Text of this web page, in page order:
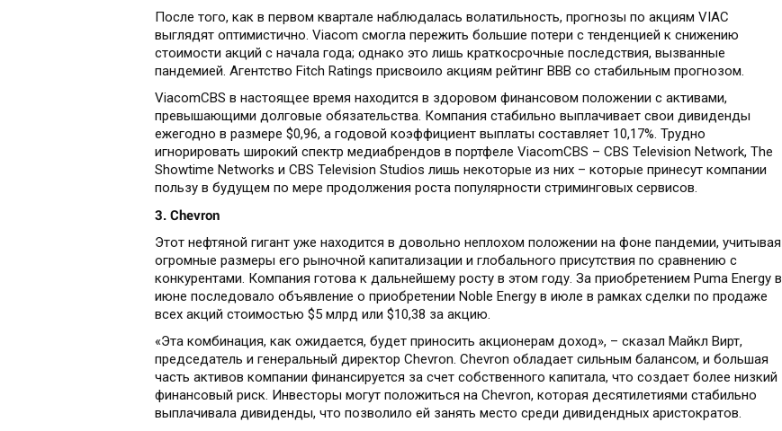
После того, как в первом квартале наблюдалась волатильность, прогнозы по акциям VIAC
выглядят оптимистично. Viacom смогла пережить большие потери с тенденцией к снижению
стоимости акций с начала года; однако это лишь краткосрочные последствия, вызванные
пандемией. Агентство Fitch Ratings присвоило акциям рейтинг BBB со стабильным прогнозом.
ViacomCBS в настоящее время находится в здоровом финансовом положении с активами,
превышающими долговые обязательства. Компания стабильно выплачивает свои дивиденды
ежегодно в размере $0,96, а годовой коэффициент выплаты составляет 10,17%. Трудно
игнорировать широкий спектр медиабрендов в портфеле ViacomCBS – CBS Television Network, The
Showtime Networks и CBS Television Studios лишь некоторые из них – которые принесут компании
пользу в будущем по мере продолжения роста популярности стриминговых сервисов.
3. Chevron
Этот нефтяной гигант уже находится в довольно неплохом положении на фоне пандемии, учитывая
огромные размеры его рыночной капитализации и глобального присутствия по сравнению с
конкурентами. Компания готова к дальнейшему росту в этом году. За приобретением Puma Energy в
июне последовало объявление о приобретении Noble Energy в июле в рамках сделки по продаже
всех акций стоимостью $5 млрд или $10,38 за акцию.
«Эта комбинация, как ожидается, будет приносить акционерам доход», – сказал Майкл Вирт,
председатель и генеральный директор Chevron. Chevron обладает сильным балансом, и большая
часть активов компании финансируется за счет собственного капитала, что создает более низкий
финансовый риск. Инвесторы могут положиться на Chevron, которая десятилетиями стабильно
выплачивала дивиденды, что позволило ей занять место среди дивидендных аристократов.